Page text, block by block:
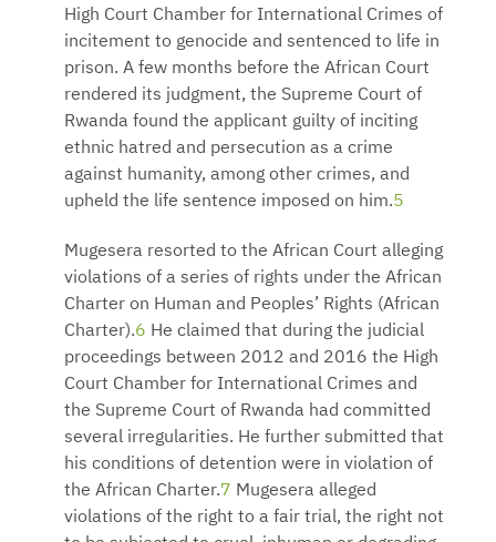
High Court Chamber for International Crimes of
incitement to genocide and sentenced to life in
prison. A few months before the African Court
rendered its judgment, the Supreme Court of
Rwanda found the applicant guilty of inciting
ethnic hatred and persecution as a crime
against humanity, among other crimes, and
upheld the life sentence imposed on him.5
Mugesera resorted to the African Court alleging
violations of a series of rights under the African
Charter on Human and Peoples’ Rights (African
Charter).6 He claimed that during the judicial
proceedings between 2012 and 2016 the High
Court Chamber for International Crimes and
the Supreme Court of Rwanda had committed
several irregularities. He further submitted that
his conditions of detention were in violation of
the African Charter.7 Mugesera alleged
violations of the right to a fair trial, the right not